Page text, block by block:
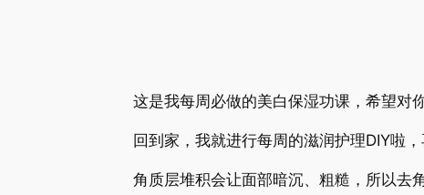
这是我每周必做的美白保湿功课，希望对你
回到家，我就进行每周的滋润护理DIY啦，
角质层堆积会让面部暗沉、粗糙，所以去角